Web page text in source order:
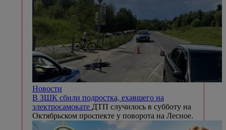
Новости
В ЗШК сбили подростка, ехавшего на
электросамокате ДТП случилось в субботу на
Октябрьском проспекте у поворота на Лесное.